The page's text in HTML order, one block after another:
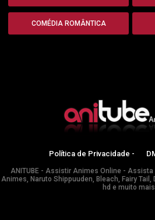
COMÉDIA ROMÂNTICA
Política de Privacidade -
ANITUBE - Assistir Animes Online - Assista
Animes, Naruto Shippuuden, Bleach, Fairy Tail,
hd e muito